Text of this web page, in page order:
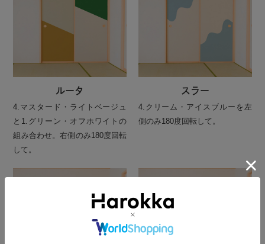
ルータ
4.マスタード・ライトベージュ
と1.グリーン・オフホワイトの
組み合わせ。右側のみ180度回転
して。
スラー
4.クリーム・アイスブルーを左
側のみ180度回転して。